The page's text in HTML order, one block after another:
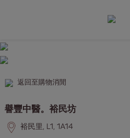
返回至購物消閒
譽豐中醫。裕民坊
裕民里, L1, 1A14